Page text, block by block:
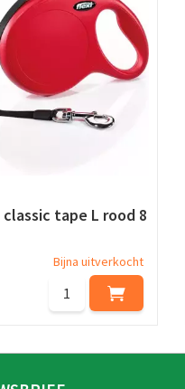
tape L rood 8
Bijna uitverkocht